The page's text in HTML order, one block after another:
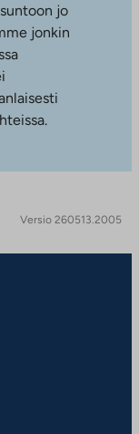
jo
jonkin
Versio 260513.2005